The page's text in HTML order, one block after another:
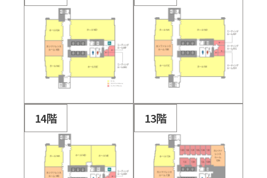
14階 13階